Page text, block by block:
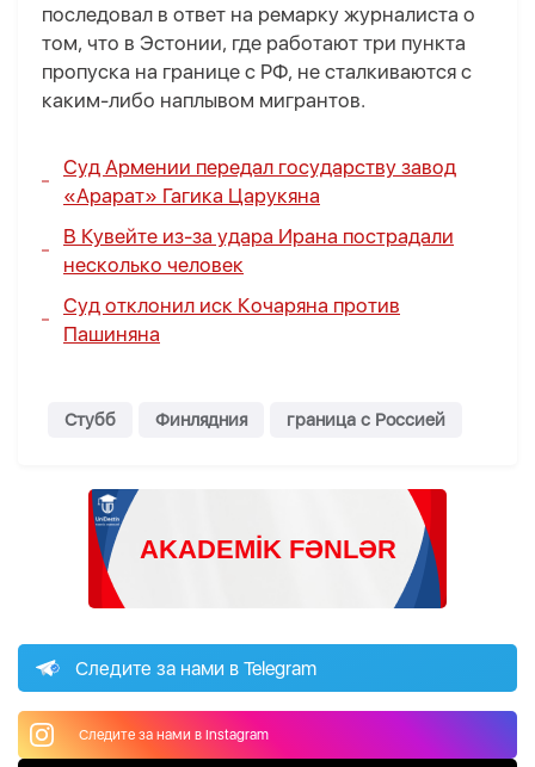
последовал в ответ на ремарку журналиста о
том, что в Эстонии, где работают три пункта
пропуска на границе с РФ, не сталкиваются с
каким-либо наплывом мигрантов.
Суд Армении передал государству завод
«Арарат» Гагика Царукяна
В Кувейте из-за удара Ирана пострадали
несколько человек
Суд отклонил иск Кочаряна против
Пашиняна
Стубб Финлядния граница с Россией
Следите за нами в Telegram
Следите за нами в Instagram